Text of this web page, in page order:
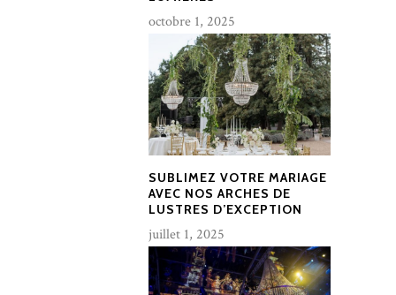
octobre 1, 2025
SUBLIMEZ VOTRE MARIAGE
AVEC NOS ARCHES DE
LUSTRES D’EXCEPTION
juillet 1, 2025